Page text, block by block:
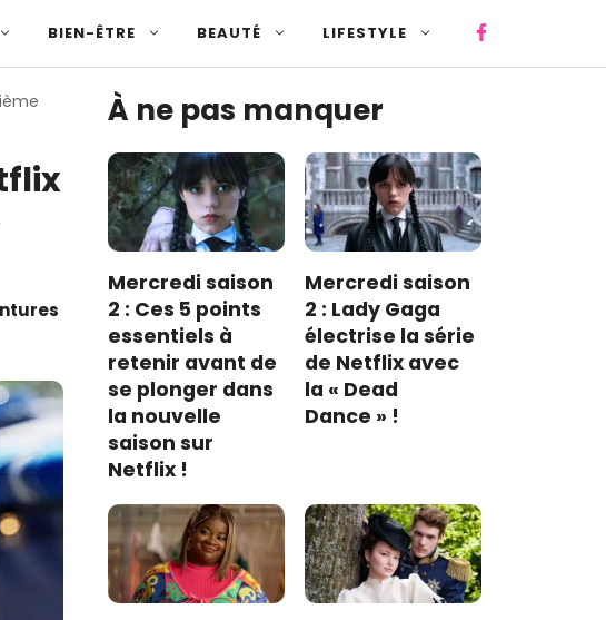
BIEN-ÊTRE BEAUTÉ LIFESTYLE
À ne pas manquer
Mercredi saison
2 : Ces 5 points
essentiels à
retenir avant de
se plonger dans
la nouvelle
saison sur
Netflix !
Mercredi saison
2 : Lady Gaga
électrise la série
de Netflix avec
la « Dead
Dance » !